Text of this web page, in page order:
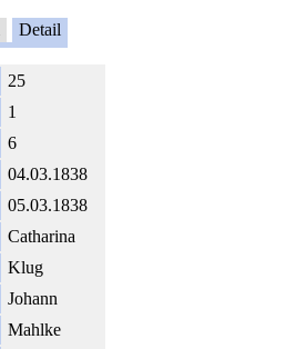
Detail
25
1
6
04.03.1838
05.03.1838
Catharina
Klug
Johann
Mahlke